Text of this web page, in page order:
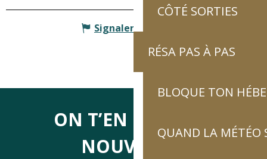
CÔTÉ SORTIES
RÉSA PAS À PAS
BLOQUE TON
QUAND LA MÉTÉO
Signaler une erreur
ON T’EN DIRA DES
NOUVELLES